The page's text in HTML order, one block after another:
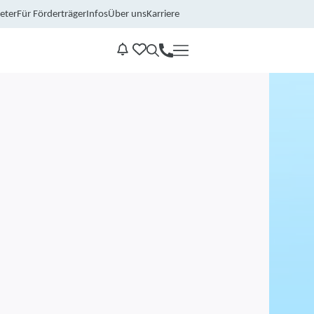
Für FörderträgerInfosÜber unsKarriere
Kontakt